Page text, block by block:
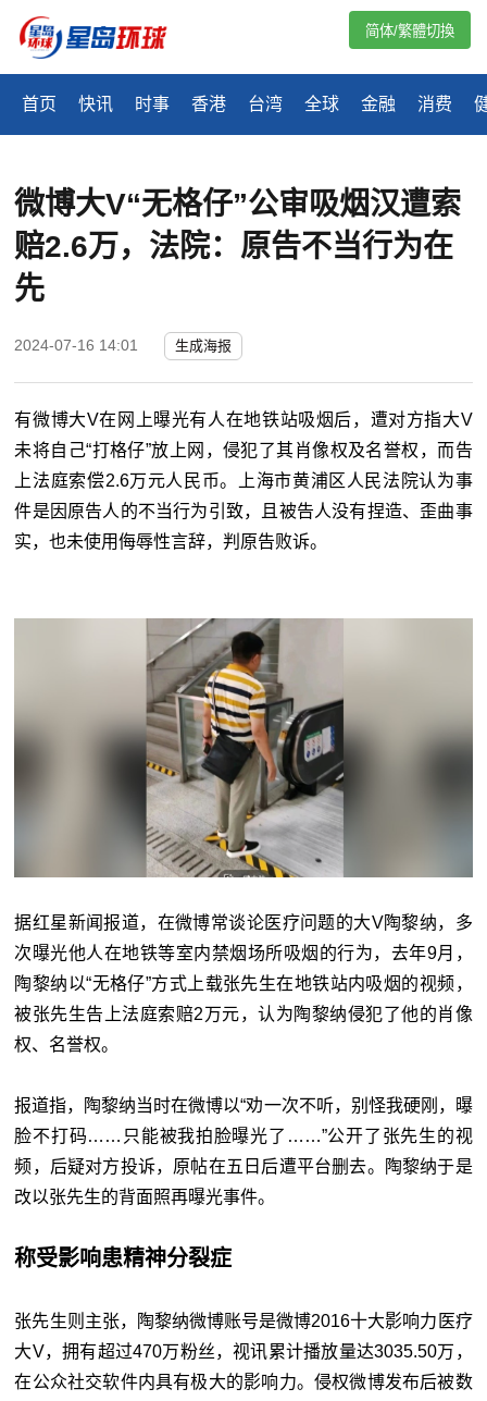
首页 快讯 时事 香港 台湾 全球 金融 消费
简体/繁體切換
微博大V“无格仔”公审吸烟汉遭索
赔2.6万，法院：原告不当行为在
先
2024-07-16 14:01 生成海报
有微博大V在网上曝光有人在地铁站吸烟后，遭对方指大V
未将自己“打格仔”放上网，侵犯了其肖像权及名誉权，而告
上法庭索偿2.6万元人民币。上海市黄浦区人民法院认为事
件是因原告人的不当行为引致，且被告人没有捏造、歪曲事
实，也未使用侮辱性言辞，判原告败诉。
据红星新闻报道，在微博常谈论医疗问题的大V陶黎纳，多
次曝光他人在地铁等室内禁烟场所吸烟的行为，去年9月，
陶黎纳以“无格仔”方式上载张先生在地铁站内吸烟的视频，
被张先生告上法庭索赔2万元，认为陶黎纳侵犯了他的肖像
权、名誉权。
报道指，陶黎纳当时在微博以“劝一次不听，别怪我硬刚，曝
脸不打码……只能被我拍脸曝光了……”公开了张先生的视
频，后疑对方投诉，原帖在五日后遭平台删去。陶黎纳于是
改以张先生的背面照再曝光事件。
称受影响患精神分裂症
张先生则主张，陶黎纳微博账号是微博2016十大影响力医疗
大V，拥有超过470万粉丝，视讯累计播放量达3035.50万，
在公众社交软件内具有极大的影响力。侵权微博发布后被数